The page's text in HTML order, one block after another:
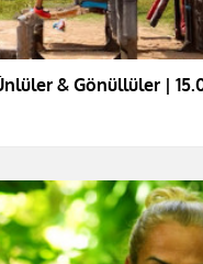
& Gönüllüler |